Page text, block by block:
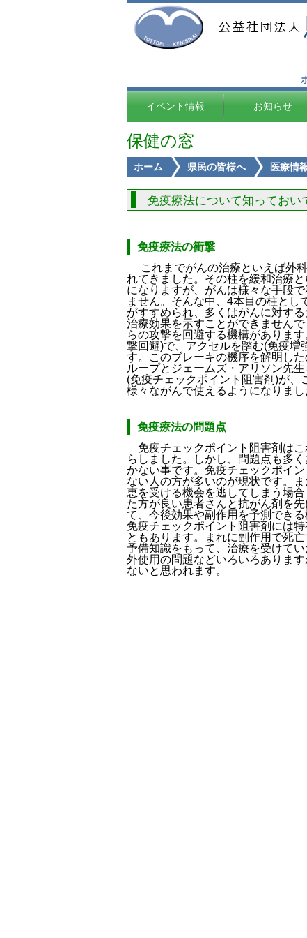
イベント情報 お知らせ
保健の窓
ホーム 県民の皆様へ 医療情
免疫療法について知っておい
免疫療法の衝撃
これまでがんの治療といえば外
れてきました。その柱を緩和治療
になりますが、がんは様々な手段
ません。そんな中、4本目の柱と
がすすめられ、多くはがんに対す
治療効果を示すことができません
らの攻撃を回避する機構がありま
撃回避)で、アクセルを踏む(免疫増
す。このブレーキの機序を解明し
ループとジェームズ・アリソン先
(免疫チェックポイント阻害剤)が、
様々ながんで使えるようになりまし
免疫療法の問題点
免疫チェックポイント阻害剤はこ
らしました。しかし、問題点も多
かない事です。免疫チェックポイ
ない人の方が多いのが現状です。
恵を受ける機会を逃してしまう場
た方が良い患者さんと抗がん剤を
て、今後効果や副作用を予測でき
免疫チェックポイント阻害剤には
ともあります。まれに副作用で死
予備知識をもって、治療を受けて
外使用の問題などいろいろありま
ないと思われます。